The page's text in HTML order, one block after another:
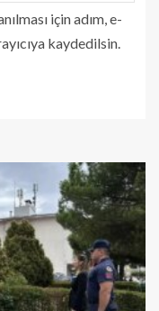
için adım, e-
kaydedilsin.